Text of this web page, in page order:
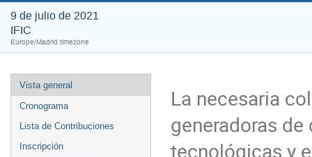
9 de julio de 2021
IFIC
Europe/Madrid timezone
Vista general
Cronograma
Lista de Contribuciones
Inscripción
La necesaria
generadoras
tecnológicas y